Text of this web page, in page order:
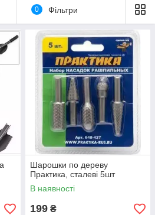
0 Фільтри
Шарошки по дереву
Практика, сталеві 5шт
В наявності
199 ₴